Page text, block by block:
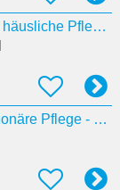
7-Tage Arbeiten- 7 Tage Frei: häusliche Pflegehelfer/in zum Reden, Lachen, Pflegen (w/m/d)
Pflegeassistent (w/m/d) - stationäre Pflege - Hannover